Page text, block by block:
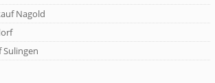
Nagold